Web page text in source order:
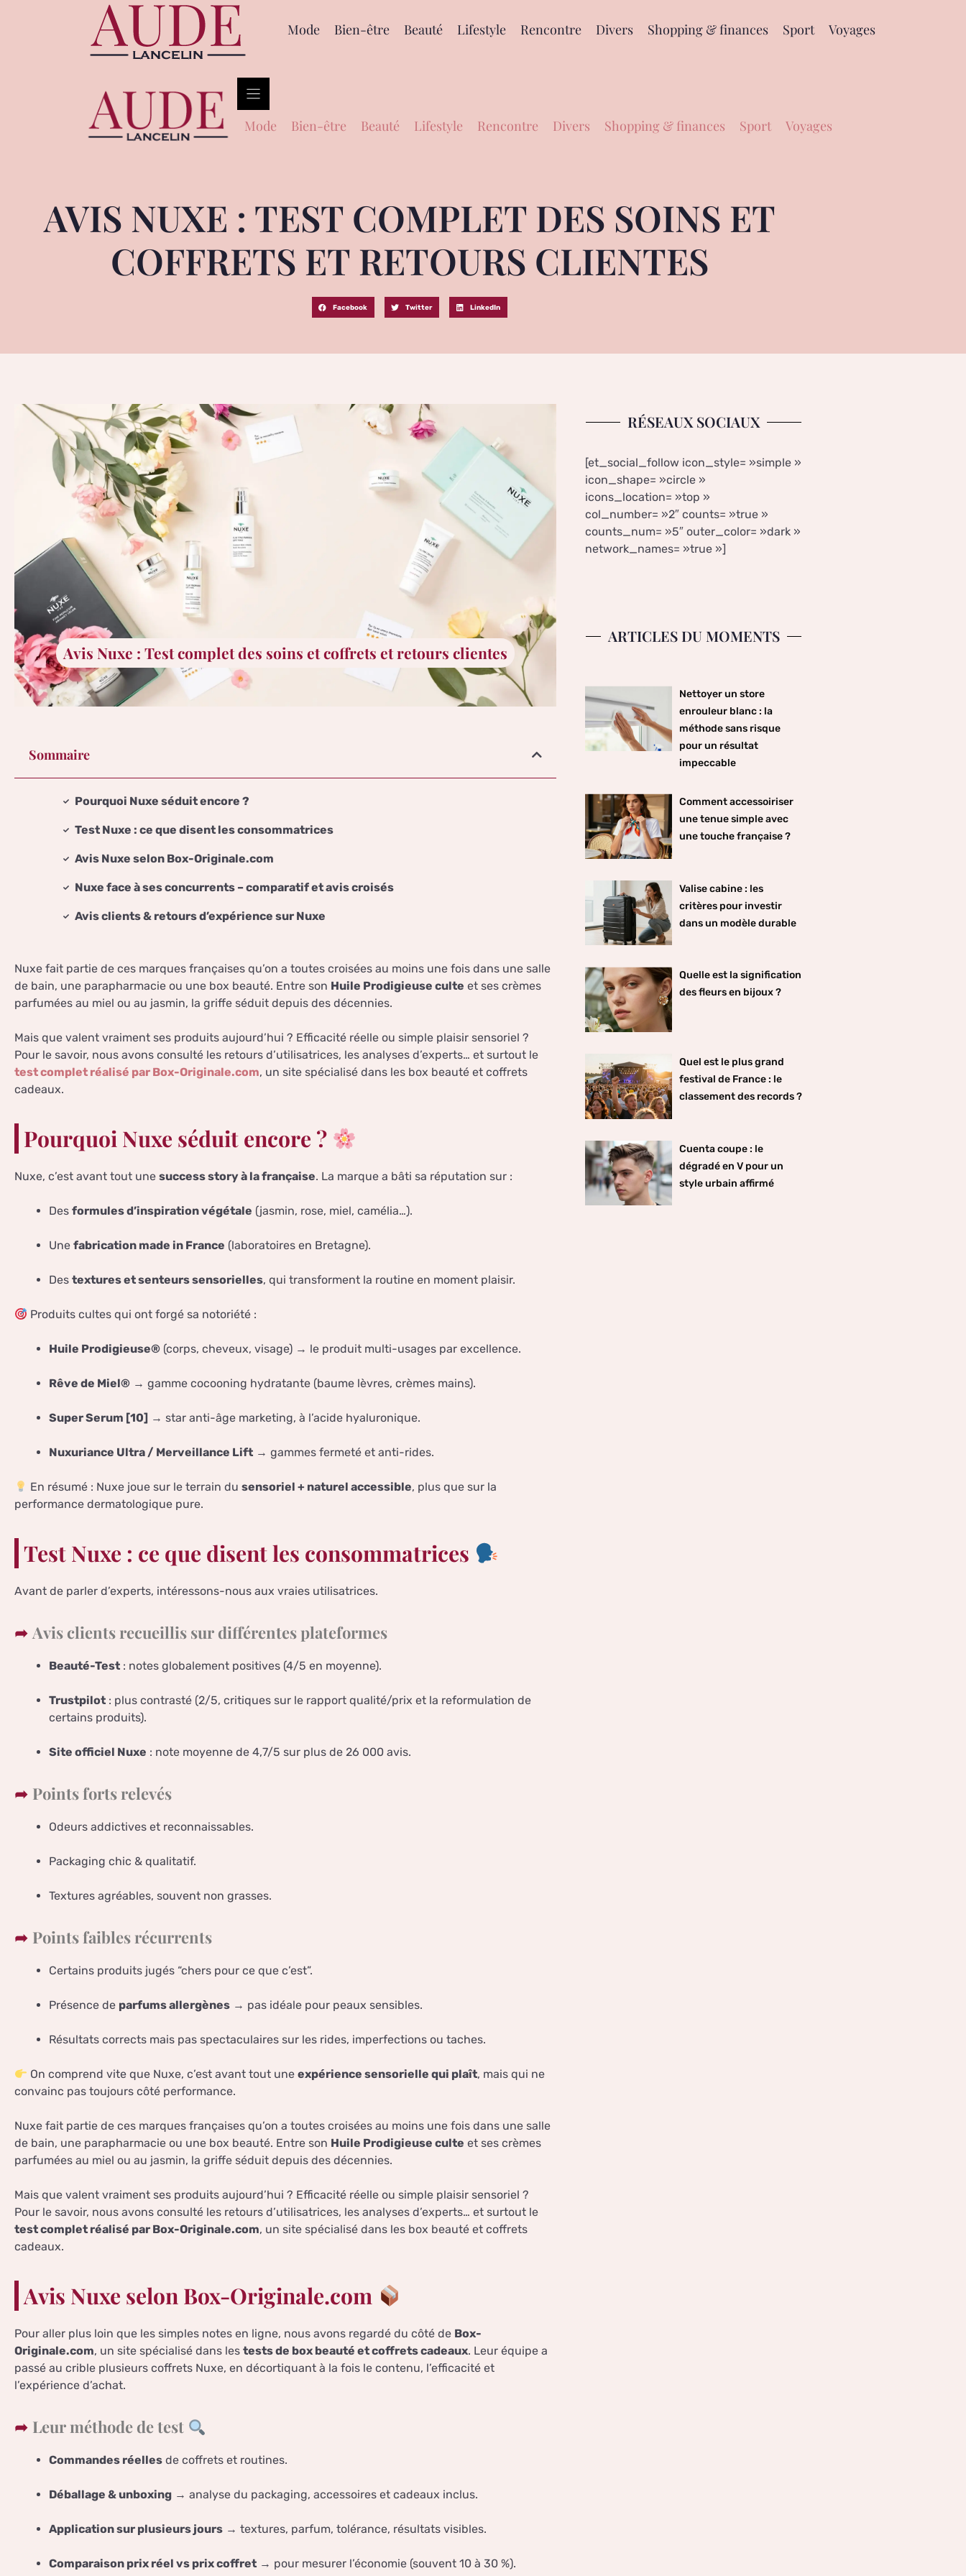
Mode Bien-être Beauté Lifestyle Rencontre Divers Shopping & finances Sport Voyages
Mode Bien-être Beauté Lifestyle Rencontre Divers Shopping & finances Sport Voyages
AVIS NUXE : TEST COMPLET DES SOINS ET
COFFRETS ET RETOURS CLIENTES
Facebook Twitter LinkedIn
Avis Nuxe : Test complet des soins et coffrets et retours clientes
Sommaire
Pourquoi Nuxe séduit encore ?
Test Nuxe : ce que disent les consommatrices
Avis Nuxe selon Box-Originale.com
Nuxe face à ses concurrents – comparatif et avis croisés
Avis clients & retours d’expérience sur Nuxe
Nuxe fait partie de ces marques françaises qu’on a toutes croisées au moins une fois dans une salle
de bain, une parapharmacie ou une box beauté. Entre son Huile Prodigieuse culte et ses crèmes
parfumées au miel ou au jasmin, la griffe séduit depuis des décennies.
Mais que valent vraiment ses produits aujourd’hui ? Efficacité réelle ou simple plaisir sensoriel ?
Pour le savoir, nous avons consulté les retours d’utilisatrices, les analyses d’experts… et surtout le
test complet réalisé par Box-Originale.com, un site spécialisé dans les box beauté et coffrets
cadeaux.
Pourquoi Nuxe séduit encore ?
Nuxe, c’est avant tout une success story à la française. La marque a bâti sa réputation sur :
Des formules d’inspiration végétale (jasmin, rose, miel, camélia…).
Une fabrication made in France (laboratoires en Bretagne).
Des textures et senteurs sensorielles, qui transforment la routine en moment plaisir.
Produits cultes qui ont forgé sa notoriété :
Huile Prodigieuse® (corps, cheveux, visage) → le produit multi-usages par excellence.
Rêve de Miel® → gamme cocooning hydratante (baume lèvres, crèmes mains).
Super Serum [10] → star anti-âge marketing, à l’acide hyaluronique.
Nuxuriance Ultra / Merveillance Lift → gammes fermeté et anti-rides.
En résumé : Nuxe joue sur le terrain dusensoriel + naturel accessible, plus que sur la
performance dermatologique pure.
Test Nuxe : ce que disent les consommatrices
Avant de parler d’experts, intéressons-nous aux vraies utilisatrices.
Avis clients recueillis sur différentes plateformes
Beauté-Test : notes globalement positives (4/5 en moyenne).
Trustpilot : plus contrasté (2/5, critiques sur le rapport qualité/prix et la reformulation de
certains produits).
Site officiel Nuxe : note moyenne de 4,7/5 sur plus de 26 000 avis.
Points forts relevés
Odeurs addictives et reconnaissables.
Packaging chic & qualitatif.
Textures agréables, souvent non grasses.
Points faibles récurrents
Certains produits jugés “chers pour ce que c’est”.
Présence de parfums allergènes → pas idéale pour peaux sensibles.
Résultats corrects mais pas spectaculaires sur les rides, imperfections ou taches.
On comprend vite que Nuxe, c’est avant tout uneexpérience sensorielle qui plaît, mais qui ne
convainc pas toujours côté performance.
Nuxe fait partie de ces marques françaises qu’on a toutes croisées au moins une fois dans une salle
de bain, une parapharmacie ou une box beauté. Entre son Huile Prodigieuse culte et ses crèmes
parfumées au miel ou au jasmin, la griffe séduit depuis des décennies.
Mais que valent vraiment ses produits aujourd’hui ? Efficacité réelle ou simple plaisir sensoriel ?
Pour le savoir, nous avons consulté les retours d’utilisatrices, les analyses d’experts… et surtout le
test complet réalisé par Box-Originale.com, un site spécialisé dans les box beauté et coffrets
cadeaux.
Avis Nuxe selon Box-Originale.com
Pour aller plus loin que les simples notes en ligne, nous avons regardé du côté de Box-
Originale.com, un site spécialisé dans les tests de box beauté et coffrets cadeaux. Leur équipe a
passé au crible plusieurs coffrets Nuxe, en décortiquant à la fois le contenu, l’efficacité et
l’expérience d’achat.
Leur méthode de test
Commandes réelles de coffrets et routines.
Déballage & unboxing → analyse du packaging, accessoires et cadeaux inclus.
Application sur plusieurs jours → textures, parfum, tolérance, résultats visibles.
Comparaison prix réel vs prix coffret → pour mesurer l’économie (souvent 10 à 30 %).
RÉSEAUX SOCIAUX
[et_social_follow icon_style= »simple »
icon_shape= »circle »
icons_location= »top »
col_number= »2″ counts= »true »
counts_num= »5″ outer_color= »dark »
network_names= »true »]
ARTICLES DU MOMENTS
Nettoyer un store
enrouleur blanc : la
méthode sans risque
pour un résultat
impeccable
Comment accessoiriser
une tenue simple avec
une touche française ?
Valise cabine : les
critères pour investir
dans un modèle durable
Quelle est la signification
des fleurs en bijoux ?
Quel est le plus grand
festival de France : le
classement des records ?
Cuenta coupe : le
dégradé en V pour un
style urbain affirmé